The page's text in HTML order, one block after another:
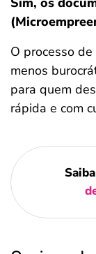
O processo
menos
para quem
rápida e com